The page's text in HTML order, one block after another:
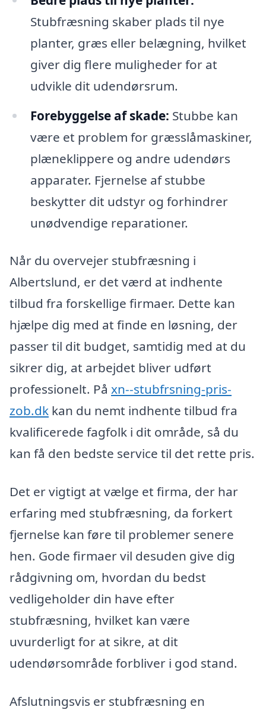
Stubfræsning skaber plads til nye
planter, græs eller belægning, hvilket
giver dig flere muligheder for at
udvikle dit udendørsrum.
Forebyggelse af skade: Stubbe kan
være et problem for græsslåmaskiner,
plæneklippere og andre udendørs
apparater. Fjernelse af stubbe
beskytter dit udstyr og forhindrer
unødvendige reparationer.
Når du overvejer stubfræsning i
Albertslund, er det værd at indhente
tilbud fra forskellige firmaer. Dette kan
hjælpe dig med at finde en løsning, der
passer til dit budget, samtidig med at du
sikrer dig, at arbejdet bliver udført
professionelt. På xn--stubfrsning-pris-
zob.dk kan du nemt indhente tilbud fra
kvalificerede fagfolk i dit område, så du
kan få den bedste service til det rette pris.
Det er vigtigt at vælge et firma, der har
erfaring med stubfræsning, da forkert
fjernelse kan føre til problemer senere
hen. Gode firmaer vil desuden give dig
rådgivning om, hvordan du bedst
vedligeholder din have efter
stubfræsning, hvilket kan være
uvurderligt for at sikre, at dit
udendørsområde forbliver i god stand.
Afslutningsvis er stubfræsning en